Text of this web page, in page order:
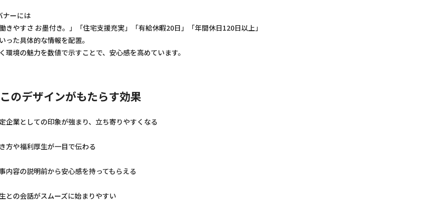
ナーには
働きやすさ お墨付き。」「住宅支援充実」「有給休暇20日」「年間休日120日以上」
った具体的な情報を配置。
環境の魅力を数値で示すことで、安心感を高めています。
このデザインがもたらす効果
企業としての印象が強まり、立ち寄りやすくなる
方や福利厚生が一目で伝わる
内容の説明前から安心感を持ってもらえる
との会話がスムーズに始まりやすい